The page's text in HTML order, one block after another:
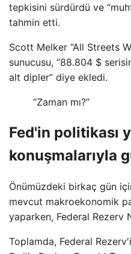
tepkisini sürdürdü ve
tahmin etti.
Scott Melker “All Streets
sunucusu, “88.804 $
alt dipler” diye ekledi.
“Zaman mı?”
Fed'in politikası
konuşmalarıyla
Önümüzdeki birkaç gün
mevcut makroekonomik
yaparken, Federal Rezerv
Toplamda, Federal